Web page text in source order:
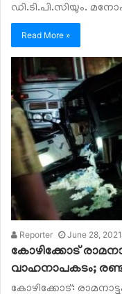
ഡി.ടി.പി.സിയും.
Read More »
Reporter June 28, 2021
കോഴിക്കോട്
വാഹനാപകടം; രണ്ട്
കോഴിക്കോട്: